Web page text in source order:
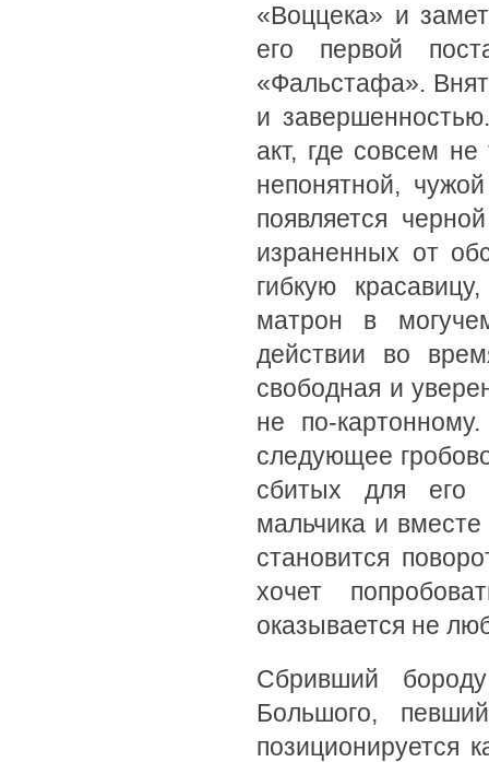
«Воццека» и
его первой
«Фальстафа».
и
акт, где совсем
непонятной,
появляется
израненных от
гибкую
матрон в
действии во
свободная и
не по-
следующее
сбитых для его
мальчика и
становится
хочет
оказывается не
Сбривший
Большого,
позиционируется